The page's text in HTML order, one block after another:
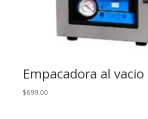
Empacadora al
$699.00